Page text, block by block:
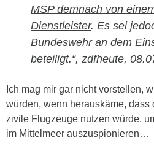
MSP demnach von
Dienstleister. Es sei
Bundeswehr an dem
beteiligt.“, zdfheute,
Ich mag mir gar nicht vorstellen,
würden, wenn herauskäme, dass
zivile Flugzeuge nutzen würde,
im Mittelmeer auszuspionieren…